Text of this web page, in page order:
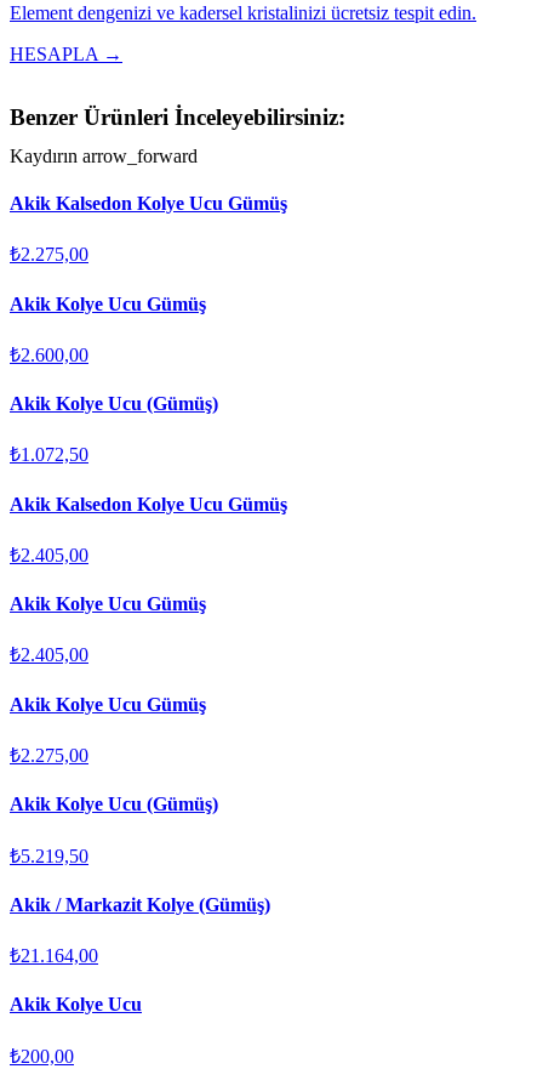
Element dengenizi ve kadersel kristalinizi ücretsiz tespit edin.
HESAPLA →
Benzer Ürünleri İnceleyebilirsiniz:
Kaydırın arrow_forward
Akik Kalsedon Kolye Ucu Gümüş
₺2.275,00
Akik Kolye Ucu Gümüş
₺2.600,00
Akik Kolye Ucu (Gümüş)
₺1.072,50
Akik Kalsedon Kolye Ucu Gümüş
₺2.405,00
Akik Kolye Ucu Gümüş
₺2.405,00
Akik Kolye Ucu Gümüş
₺2.275,00
Akik Kolye Ucu (Gümüş)
₺5.219,50
Akik / Markazit Kolye (Gümüş)
₺21.164,00
Akik Kolye Ucu
₺200,00